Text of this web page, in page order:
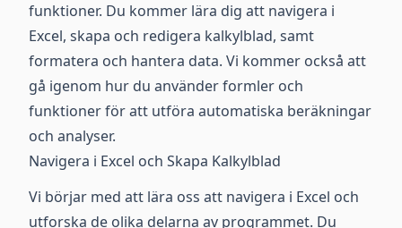
funktioner. Du kommer lära dig att navigera i
Excel, skapa och redigera kalkylblad, samt
formatera och hantera data. Vi kommer också att
gå igenom hur du använder formler och
funktioner för att utföra automatiska beräkningar
och analyser.
Navigera i Excel och Skapa Kalkylblad
Vi börjar med att lära oss att navigera i Excel och
utforska de olika delarna av programmet. Du